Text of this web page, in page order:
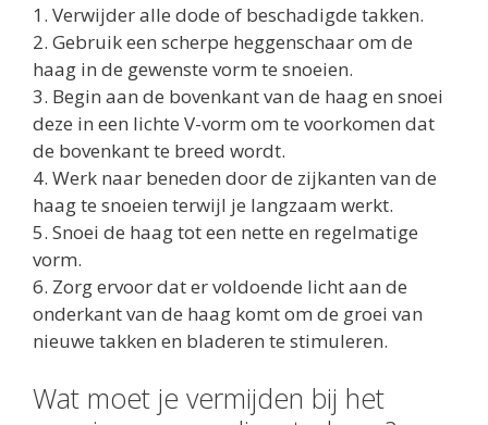
1. Verwijder alle dode of beschadigde takken.
2. Gebruik een scherpe heggenschaar om de
haag in de gewenste vorm te snoeien.
3. Begin aan de bovenkant van de haag en snoei
deze in een lichte V-vorm om te voorkomen dat
de bovenkant te breed wordt.
4. Werk naar beneden door de zijkanten van de
haag te snoeien terwijl je langzaam werkt.
5. Snoei de haag tot een nette en regelmatige
vorm.
6. Zorg ervoor dat er voldoende licht aan de
onderkant van de haag komt om de groei van
nieuwe takken en bladeren te stimuleren.
Wat moet je vermijden bij het